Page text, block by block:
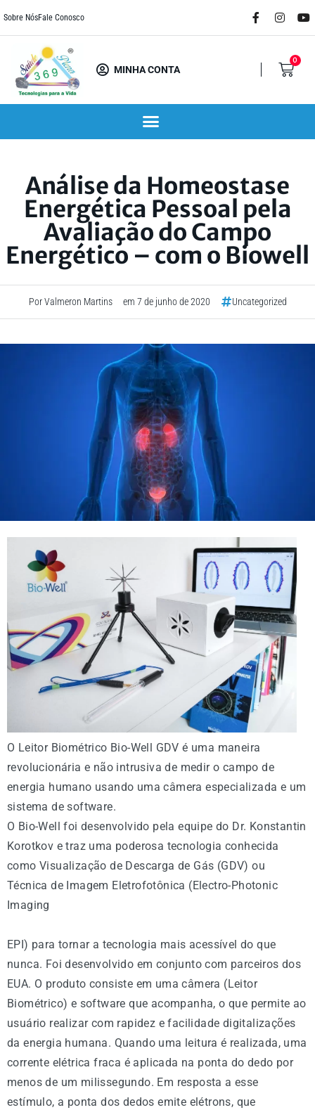
para
o
Sobre NósFale Conosco
F
a
c
o
-
I
n
s
g
r
m
Y
o
u
MINHA CONTA
0
Análise da Homeostase
Energética Pessoal pela
Avaliação do Campo
Energético – com o Biowell
PorValmeron Martins em 7 de junho de 2020 Uncategorized
O Leitor Biométrico Bio-Well GDV é uma maneira
revolucionária e não intrusiva de medir o campo de
energia humano usando uma câmera especializada e um
sistema de software.
O Bio-Well foi desenvolvido pela equipe do Dr. Konstantin
Korotkov e traz uma poderosa tecnologia conhecida
como Visualização de Descarga de Gás (GDV) ou
Técnica de Imagem Eletrofotônica (Electro-Photonic
Imaging
EPI) para tornar a tecnologia mais acessível do que
nunca. Foi desenvolvido em conjunto com parceiros dos
EUA. O produto consiste em uma câmera (Leitor
Biométrico) e software que acompanha, o que permite ao
usuário realizar com rapidez e facilidade digitalizações
da energia humana. Quando uma leitura é realizada, uma
corrente elétrica fraca é aplicada na ponta do dedo por
menos de um milissegundo. Em resposta a esse
estímulo, a ponta dos dedos emite elétrons, que